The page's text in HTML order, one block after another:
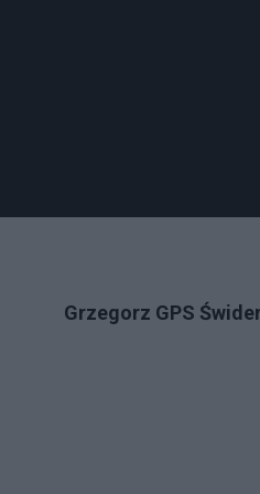
Grzegorz GPS